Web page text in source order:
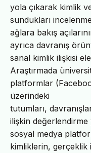
yola çıkarak kimlik
sundukları
ağlara bakış
ayrıca davranış
sanal kimlik ilişkisi
Araştırmada
platformlar
üzerindeki
tutumları,
ilişkin değerlendirme
sosyal medya
kimliklerin, gerçeklik